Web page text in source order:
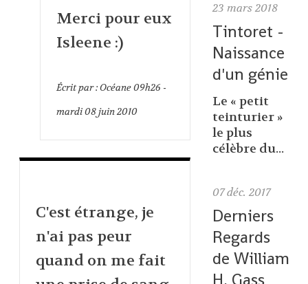
Merci pour eux
Isleene :)
Écrit par :Océane09h26-
mardi 08juin 2010
C'est étrange, je
n'ai pas peur
quand on me fait
23 mars 2018
Tintoret -
Naissance
d'un génie
Le « petit
teinturier »
le plus
célèbre du...
07 déc. 2017
Derniers
Regards
de William
H. Gass